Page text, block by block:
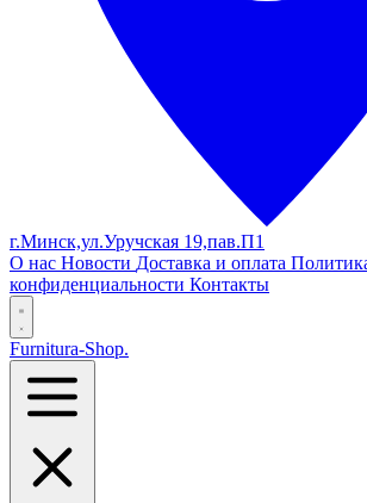
г.Минск,ул.Уручская 19,пав.П1
О нас Новости Доставка и оплата
конфиденциальности Контакты
Furnitura-Shop.